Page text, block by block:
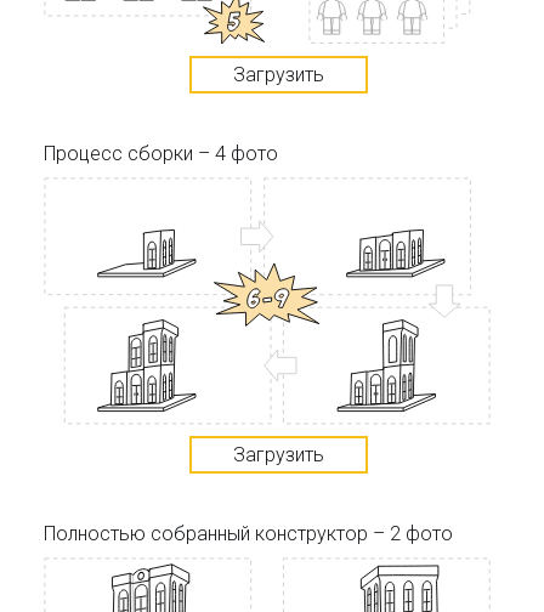
Загрузить
Процесс сборки – 4 фото
Загрузить
Полностью собранный конструктор – 2 фото